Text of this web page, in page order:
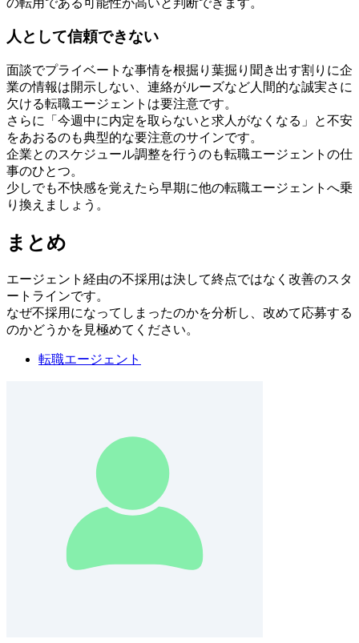
人として信頼できない
面談でプライベートな事情を根掘り葉掘り聞き出す割りに企
業の情報は開示しない、連絡がルーズなど人間的な誠実さに
欠ける転職エージェントは要注意です。
さらに「今週中に内定を取らないと求人がなくなる」と不安
をあおるのも典型的な要注意のサインです。
企業とのスケジュール調整を行うのも転職エージェントの仕
事のひとつ。
少しでも不快感を覚えたら早期に他の転職エージェントへ乗
り換えましょう。
まとめ
エージェント経由の不採用は決して終点ではなく改善のスタ
ートラインです。
なぜ不採用になってしまったのかを分析し、改めて応募する
のかどうかを見極めてください。
転職エージェント